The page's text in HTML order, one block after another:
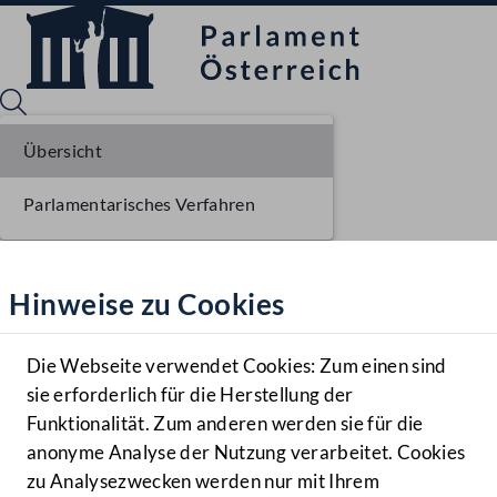
Hilfe
Benutzer
Navigationsmenü öffnen
MENÜ
Hinweise zu Cookies
Die Webseite verwendet Cookies: Zum einen sind
sie erforderlich für die Herstellung der
Funktionalität. Zum anderen werden sie für die
anonyme Analyse der Nutzung verarbeitet. Cookies
zu Analysezwecken werden nur mit Ihrem
Übersicht
Parlamentarisches Verfahren